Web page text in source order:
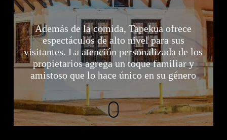
Además de la comida, Tapekua ofrece
espectáculos de alto nivel para sus
visitantes. La atención personalizada de los
propietarios agrega un toque familiar y
amistoso que lo hace único en su género